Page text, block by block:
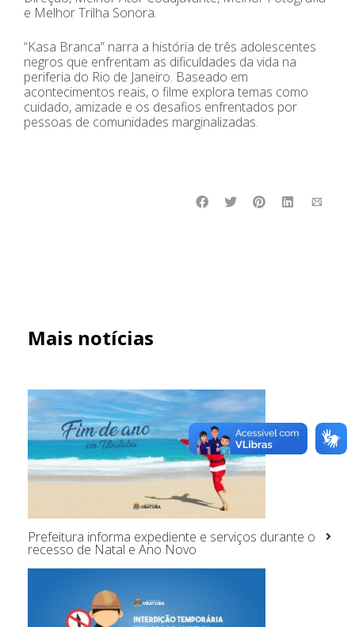
e Melhor Trilha Sonora.
“Kasa Branca” narra a história de três adolescentes
negros que enfrentam as dificuldades da vida na
periferia do Rio de Janeiro. Baseado em
acontecimentos reais, o filme explora temas como
cuidado, amizade e os desafios enfrentados por
pessoas de comunidades marginalizadas.
Mais notícias
Prefeitura informa expediente e serviços durante o
recesso de Natal e Ano Novo